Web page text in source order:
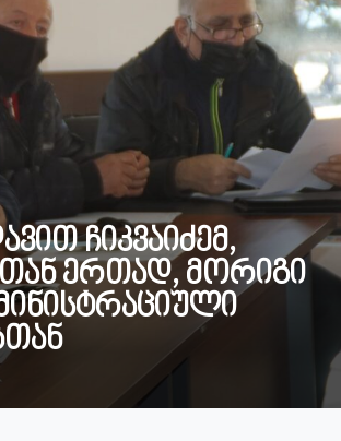
ჩიკვაიძემ,
ერთად, მორიგი